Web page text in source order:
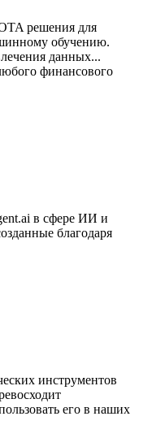
решения для
обучению.
данных...
финансового
в сфере ИИ и
благодаря
инструментов
его в наших